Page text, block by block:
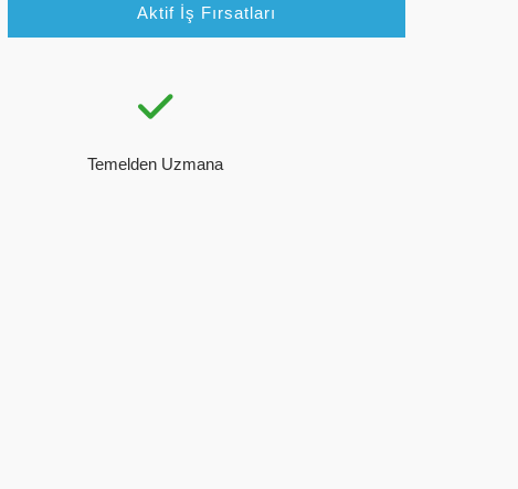
Aktif İş Fırsatları
Temelden Uzmana